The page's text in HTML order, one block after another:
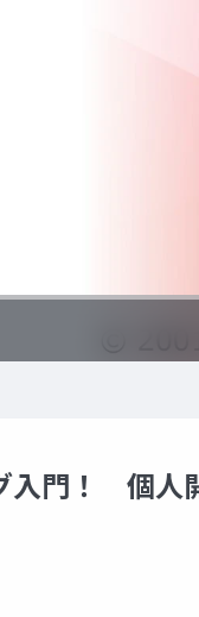
入門！ 個人